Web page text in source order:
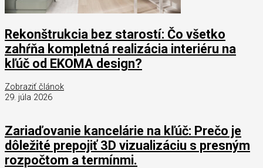
Rekonštrukcia bez starostí: Čo všetko
zahŕňa kompletná realizácia interiéru na
kľúč od EKOMA design?
Zobraziť článok
29. júla 2026
Zariaďovanie kancelárie na kľúč: Prečo je
dôležité prepojiť 3D vizualizáciu s presným
rozpočtom a termínmi.